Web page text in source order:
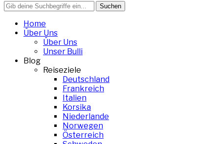
Search
for:
Home
Über Uns
Über Uns
Unser Bulli
Blog
Reiseziele
Deutschland
Frankreich
Italien
Korsika
Niederlande
Norwegen
Österreich